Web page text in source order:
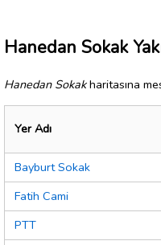
Hanedan Sokak
Hanedan Sokakharitasına
Yer Adı
Bayburt Sokak
Fatih Cami
PTT